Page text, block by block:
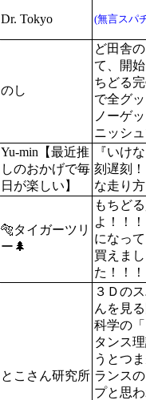
Dr. Tokyo
(無言スパ
のし
ど田舎
て、開
ちどる
で全グ
ノーゲ
ニッシ
Yu-min【最近推
しのおかげで毎
日が楽しい】
『いけ
刻遅刻
な走り方
🐅タイガーツリ
ー🌲
もちど
よ！！
になっ
買えまし
た！！
とこさん研究所
３Ｄの
んを見
科学の
タンス
うとつ
ランス
プと思